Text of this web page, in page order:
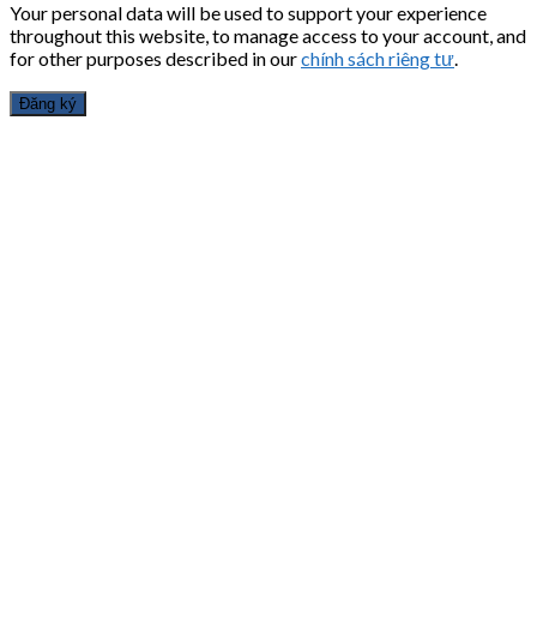
Your personal data will be used to support your experience
throughout this website, to manage access to your account, and
for other purposes described in ourchính sách riêng tư.
Đăng ký